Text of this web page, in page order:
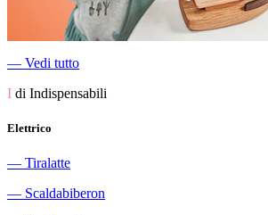
― Vedi tutto
I di Indispensabili
Elettrico
― Tiralatte
― Scaldabiberon